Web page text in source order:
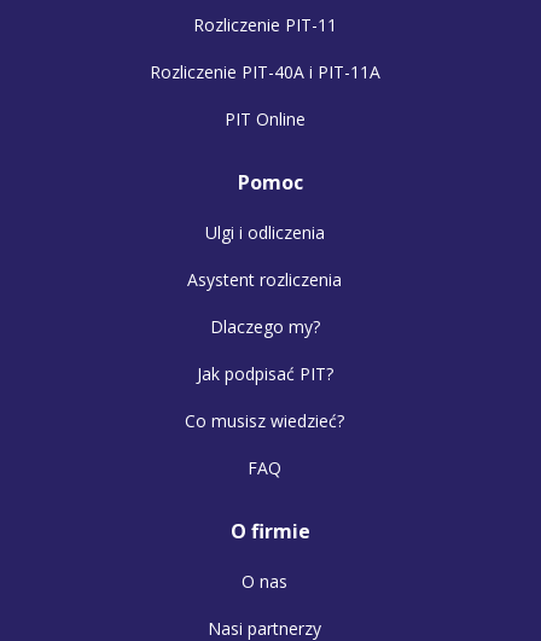
Rozliczenie PIT-11
Rozliczenie PIT-40A i PIT-11A
PIT Online
Pomoc
Ulgi i odliczenia
Asystent rozliczenia
Dlaczego my?
Jak podpisać PIT?
Co musisz wiedzieć?
FAQ
O firmie
O nas
Nasi partnerzy